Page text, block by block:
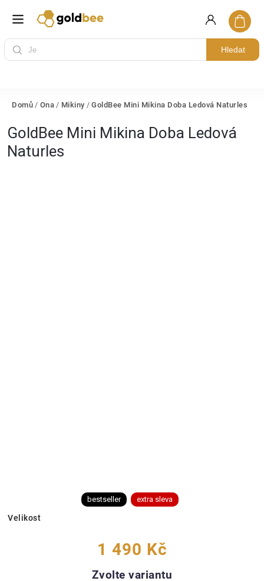
Hledat
Domů / Ona / Mikiny / GoldBee Mini Mikina Doba Ledová Naturles
GoldBee Mini Mikina Doba Ledová
Naturles
bestseller extra sleva
Velikost
1 490 Kč
Zvolte variantu